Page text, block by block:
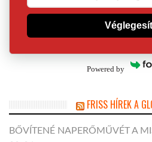
Powered by
FRISS HÍREK A
BŐVÍTENÉ NAPERŐMŰVÉT A